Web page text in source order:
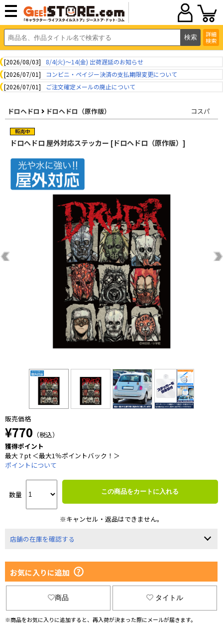
詳細
検索
[2026/08/03]
8/4(火)～14(金) 出荷遅延のお知らせ
[2026/07/01]
コンビニ・ペイジー決済の支払期限変更について
[2026/07/01]
ご注文確定メールの廃止について
ドロヘドロ ドロヘドロ（原作版） コスパ
ドロヘドロ 屋外対応ステッカー [ドロヘドロ（原作版）]
販売価格
¥770 （税込）
獲得ポイント
最大 7 pt ＜最大1％ポイントバック！＞
ポイントについて
数量 この商品をカートに入れる
※キャンセル・返品はできません。
店舗の在庫を確認する
お気に入りに追加
商品 タイトル
※商品をお気に入りに追加すると、再入荷が決まった際にメールが届きます。